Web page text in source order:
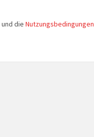
und die Nutzungsbedingungen